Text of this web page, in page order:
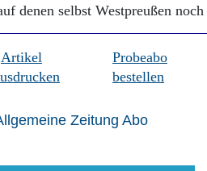
denen selbst Westpreußen
Artikel
Probeabo
bestellen